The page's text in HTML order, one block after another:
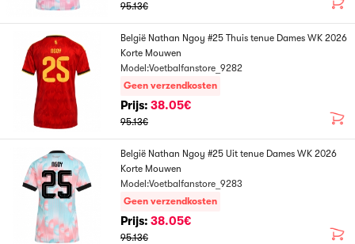
95.13€
België Nathan Ngoy #25 Thuis tenue Dames WK 2026
Korte Mouwen
Model:Voetbalfanstore_9282
Geen verzendkosten
Prijs: 38.05€
95.13€
België Nathan Ngoy #25 Uit tenue Dames WK 2026
Korte Mouwen
Model:Voetbalfanstore_9283
Geen verzendkosten
Prijs: 38.05€
95.13€